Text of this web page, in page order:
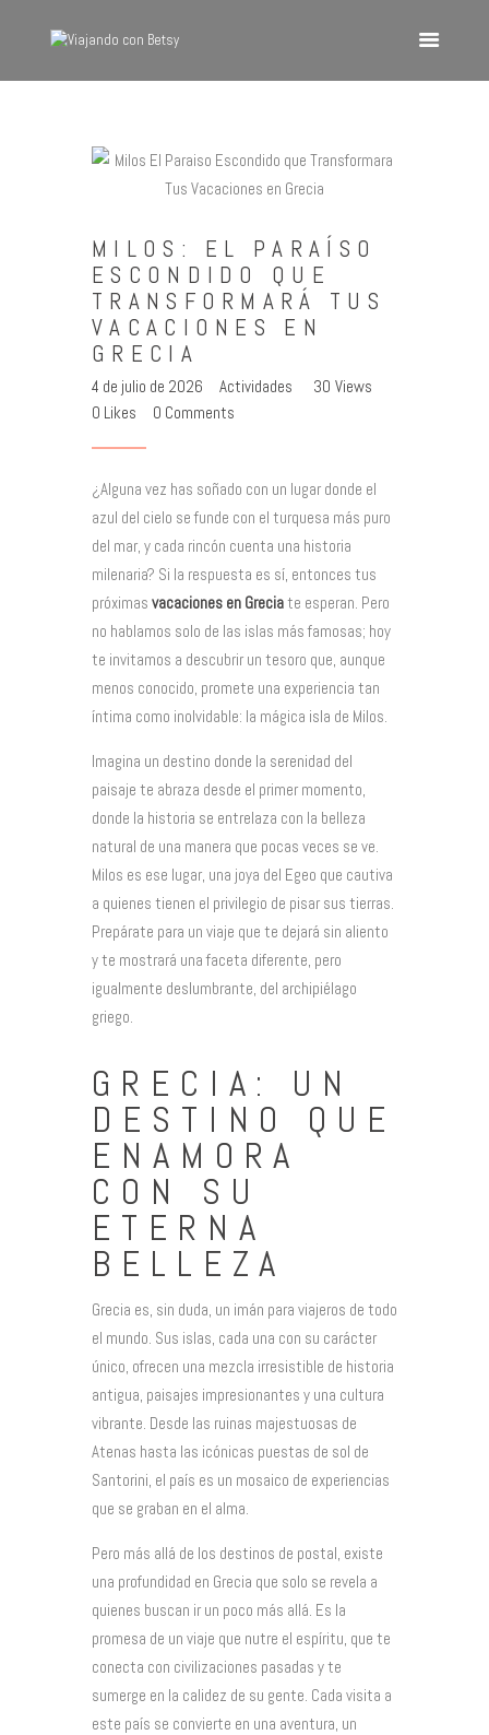
VIAJANDO CON BETSY
Inicio
Europa
América
Asia
Quienes Somos
Contacto
MILOS: EL PARAÍSO
ESCONDIDO QUE
TRANSFORMARÁ TUS
VACACIONES EN
GRECIA
4 de julio de 2026 Actividades 30 Views
0 Likes 0 Comments
¿Alguna vez has soñado con un lugar donde el
azul del cielo se funde con el turquesa más puro
del mar, y cada rincón cuenta una historia
milenaria? Si la respuesta es sí, entonces tus
próximas vacaciones en Greciate esperan. Pero
no hablamos solo de las islas más famosas; hoy
te invitamos a descubrir un tesoro que, aunque
menos conocido, promete una experiencia tan
íntima como inolvidable: la mágica isla de Milos.
Imagina un destino donde la serenidad del
paisaje te abraza desde el primer momento,
donde la historia se entrelaza con la belleza
natural de una manera que pocas veces se ve.
Milos es ese lugar, una joya del Egeo que cautiva
a quienes tienen el privilegio de pisar sus tierras.
Prepárate para un viaje que te dejará sin aliento
y te mostrará una faceta diferente, pero
igualmente deslumbrante, del archipiélago
griego.
GRECIA: UN
DESTINO QUE
ENAMORA
CON SU
ETERNA
BELLEZA
Grecia es, sin duda, un imán para viajeros de todo
el mundo. Sus islas, cada una con su carácter
único, ofrecen una mezcla irresistible de historia
antigua, paisajes impresionantes y una cultura
vibrante. Desde las ruinas majestuosas de
Atenas hasta las icónicas puestas de sol de
Santorini, el país es un mosaico de experiencias
que se graban en el alma.
Pero más allá de los destinos de postal, existe
una profundidad en Grecia que solo se revela a
quienes buscan ir un poco más allá. Es la
promesa de un viaje que nutre el espíritu, que te
conecta con civilizaciones pasadas y te
sumerge en la calidez de su gente. Cada visita a
este país se convierte en una aventura, un